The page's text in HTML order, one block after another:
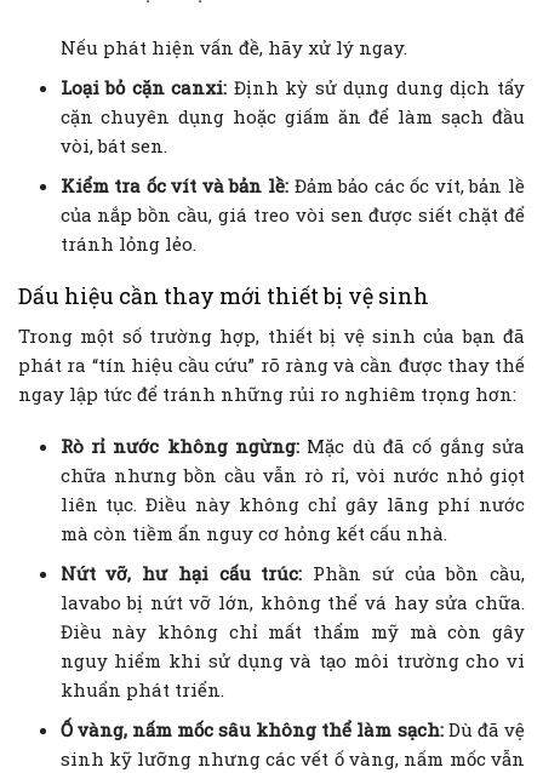
Nếu phát hiện vấn đề, hãy xử lý ngay.
Loại bỏ cặn canxi: Định kỳ sử dụng dung dịch tẩy
cặn chuyên dụng hoặc giấm ăn để làm sạch đầu
vòi, bát sen.
Kiểm tra ốc vít và bản lề:Đảm bảo các ốc vít, bản lề
của nắp bồn cầu, giá treo vòi sen được siết chặt để
tránh lỏng lẻo.
Dấu hiệu cần thay mới thiết bị vệ sinh
Trong một số trường hợp, thiết bị vệ sinh của bạn đã
phát ra “tín hiệu cầu cứu” rõ ràng và cần được thay thế
ngay lập tức để tránh những rủi ro nghiêm trọng hơn:
Rò rỉ nước không ngừng:Mặc dù đã cố gắng sửa
chữa nhưng bồn cầu vẫn rò rỉ, vòi nước nhỏ giọt
liên tục. Điều này không chỉ gây lãng phí nước
mà còn tiềm ẩn nguy cơ hỏng kết cấu nhà.
Nứt vỡ, hư hại cấu trúc: Phần sứ của bồn cầu,
lavabo bị nứt vỡ lớn, không thể vá hay sửa chữa.
Điều này không chỉ mất thẩm mỹ mà còn gây
nguy hiểm khi sử dụng và tạo môi trường cho vi
khuẩn phát triển.
Ố vàng, nấm mốc sâu không thể làm sạch:Dù đã vệ
sinh kỹ lưỡng nhưng các vết ố vàng, nấm mốc vẫn